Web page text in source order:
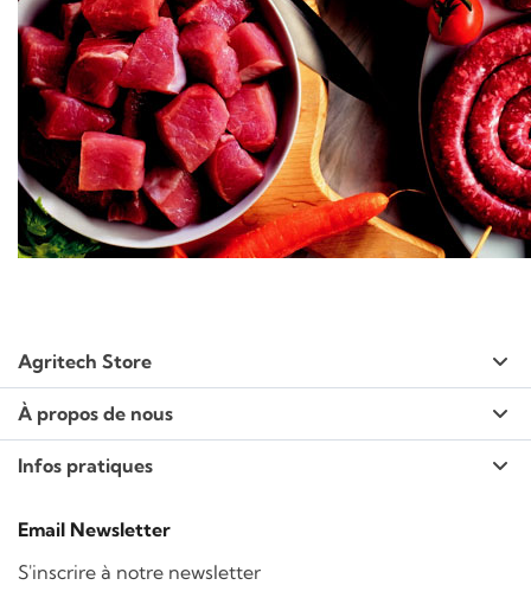
Agritech Store
À propos de nous
Infos pratiques
Email Newsletter
S'inscrire à notre newsletter